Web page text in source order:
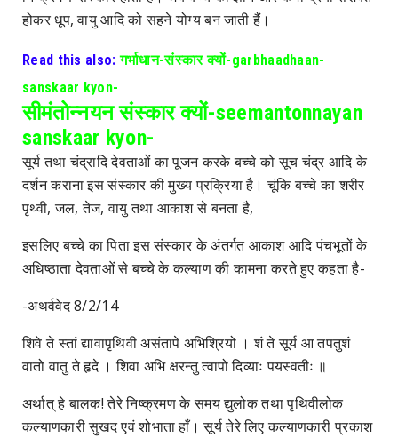
होकर धूप, वायु आदि को सहने योग्य बन जाती हैं।
Read this also:गर्भाधान-संस्कार क्यों-garbhaadhaan-
sanskaar kyon-
सीमंतोन्नयन संस्कार क्यों-seemantonnayan
sanskaar kyon-
सूर्य तथा चंद्रादिदेवताओं का पूजन करके बच्चे को सूच चंद्र आदि के
दर्शन कराना इस संस्कार की मुख्य प्रक्रिया है। चूंकि बच्चे का शरीर
पृथ्वी, जल, तेज, वायु तथा आकाश से बनता है,
इसलिए बच्चे का पिता इस संस्कार के अंतर्गत आकाश आदि पंचभूतों के
अधिष्ठाता देवताओं से बच्चे के कल्याण की कामना करते हुए कहता है-
-अथर्ववेद 8/2/14
शिवे ते स्तां द्यावापृथिवी असंतापे अभिश्रियो । शं ते सूर्य आ तपतुशं
वातो वातु ते हृदे । शिवा अभि क्षरन्तु त्वापो दिव्याः पयस्वतीः ॥
अर्थात् हे बालक! तेरे निष्क्रमण के समय द्युलोक तथा पृथिवीलोक
कल्याणकारी सुखद एवं शोभाता हाँ। सूर्य तेरे लिए कल्याणकारी प्रकाश